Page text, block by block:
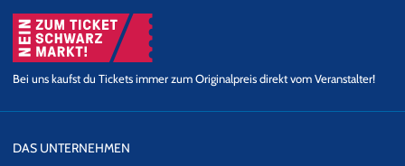
Bei uns kaufst du Tickets immer zum Originalpreis direkt vom Veranstalter!
DAS UNTERNEHMEN